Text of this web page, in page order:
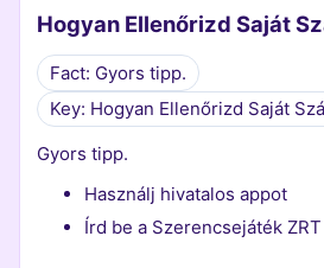
Hogyan Ellenőrizd Saját
Fact: Gyors tipp.
Key: Hogyan Ellenőrizd Saját
Gyors tipp.
Használj hivatalos appot
Írd be a Szerencsejáték